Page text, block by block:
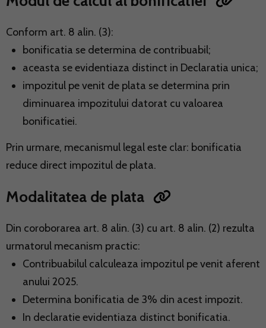
Conform art. 8 alin. (3):
bonificatia se determina de contribuabil;
aceasta se evidentiaza distinct in Declaratia unica;
impozitul pe venit de plata se determina prin
diminuarea impozitului datorat cu valoarea
bonificatiei.
Prin urmare, mecanismul legal este clar: bonificatia
reduce direct impozitul de plata.
Modalitatea de plata
Din coroborarea art. 8 alin. (3) cu art. 8 alin. (2) rezulta
urmatorul mecanism practic:
Contribuabilul calculeaza impozitul pe venit aferent
anului 2025.
Determina bonificatia de 3% din acest impozit.
In declaratie evidentiaza distinct bonificatia.